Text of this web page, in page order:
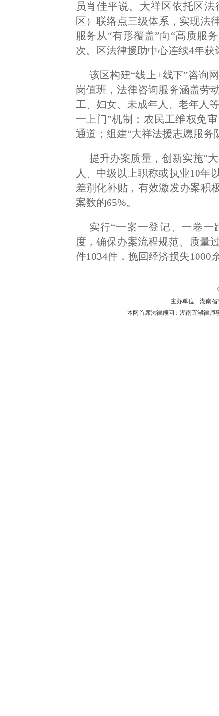
员肖佳平说。大祥区依托区
区）联络点三级体系，实现法
服务从“有形覆盖”向“高质服
次。区法律援助中心连续4年
该区构建“线上+线下”咨询
岗值班，法律咨询服务涵盖劳
工、妇女、未成年人、老年人
一上门”机制：农民工维权免
通道；组建“大祥法援志愿服务
提升办案质量，创新实施“
人、中级以上职称或执业10年
差别化补贴，有效激发办案积
案数的65%。
实行“一案一登记、一卷一
度，确保办案流程规范、质量
件1034件，挽回经济损失1000
主办单位：湖南省
本网首席法律顾问：湖南五湖律师